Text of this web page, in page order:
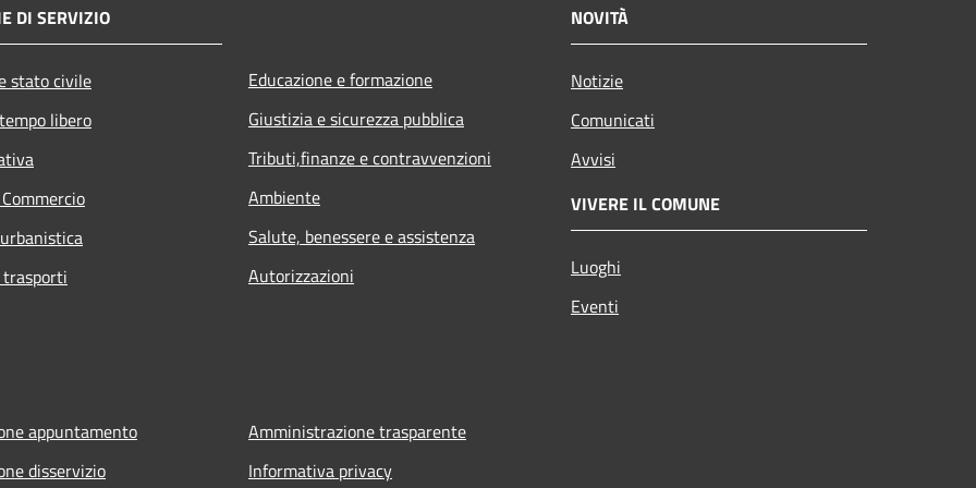
DI SERVIZIO
stato civile
libero
Educazione e formazione
Giustizia e sicurezza pubblica
Tributi,finanze e contravvenzioni
Ambiente
Salute, benessere e assistenza
Autorizzazioni
NOVITÀ
Notizie
Comunicati
Avvisi
VIVERE IL COMUNE
Luoghi
Eventi
appuntamento
disservizio
Amministrazione trasparente
Informativa privacy